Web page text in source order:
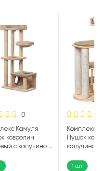
0
Камуля
ковролин
с капучино (1
Комплекс
Пушок
капучино (1
1 шт